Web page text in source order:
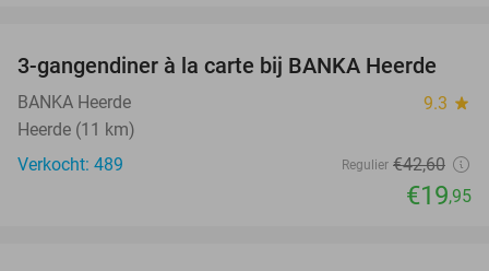
53%
3-gangendiner à la carte bij BANKA Heerde
BANKA Heerde 9.3 star
Heerde (11 km)
Verkocht: 489
Regulier €42,60
€19,95